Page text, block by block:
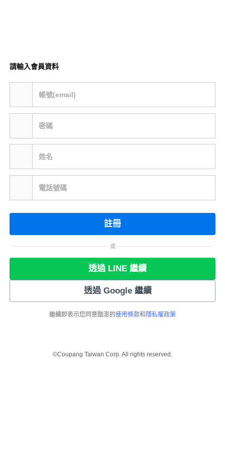
請輸入會員資料
帳號(email)
密碼
姓名
電話號碼
註冊
或
透過 LINE 繼續
透過 Google 繼續
繼續即表示您同意酷澎的使用條款和 隱私權政策
©Coupang Taiwan Corp. All rights reserved.